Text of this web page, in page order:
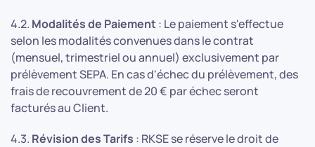
4.2. Modalités de Paiement: Le paiement s'effectue
selon les modalités convenues dans le contrat
(mensuel, trimestriel ou annuel) exclusivement par
prélèvement SEPA. En cas d'échec du prélèvement, des
frais de recouvrement de 20 € par échec seront
facturés au Client.
4.3. Révision des Tarifs : RKSE se réserve le droit de